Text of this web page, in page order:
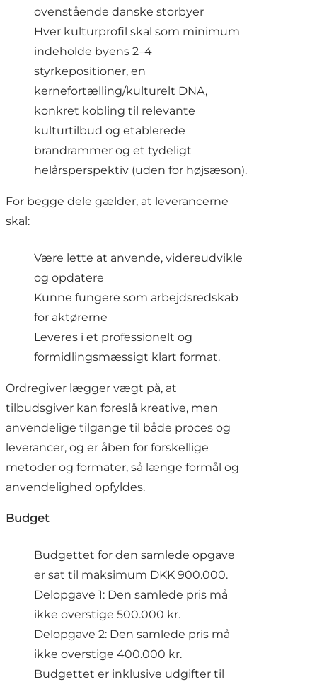
ovenstående danske storbyer
Hver kulturprofil skal som minimum
indeholde byens 2–4
styrkepositioner, en
kernefortælling/kulturelt DNA,
konkret kobling til relevante
kulturtilbud og etablerede
brandrammer og et tydeligt
helårsperspektiv (uden for højsæson).
For begge dele gælder, at leverancerne
skal:
Være lette at anvende, videreudvikle
og opdatere
Kunne fungere som arbejdsredskab
for aktørerne
Leveres i et professionelt og
formidlingsmæssigt klart format.
Ordregiver lægger vægt på, at
tilbudsgiver kan foreslå kreative, men
anvendelige tilgange til både proces og
leverancer, og er åben for forskellige
metoder og formater, så længe formål og
anvendelighed opfyldes.
Budget
Budgettet for den samlede opgave
er sat til maksimum DKK 900.000.
Delopgave 1: Den samlede pris må
ikke overstige 500.000 kr.
Delopgave 2: Den samlede pris må
ikke overstige 400.000 kr.
Budgettet er inklusive udgifter til